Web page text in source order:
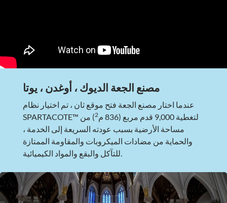
مصنع الجعة الديوك ، أوغدن ، يوتا
عندما اختار مصنع الجعة فتح موقع ثان ، تم اختيار نظام
SPARTACOTE™ لتغطية 9,000 قدم مربع (836 م
2) من
مساحة الأرضية بسبب عودته السريعة إلى الخدمة ،
والحماية من مضادات الميكروبات والمقاومة الممتازة
للتآكل والبقع والمواد الكيميائية.